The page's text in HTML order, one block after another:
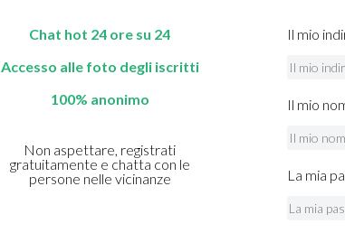
Chat hot 24 ore su 24
Accesso alle foto degli iscritti
100% anonimo
Non aspettare, registrati
gratuitamente e chatta con le
persone nelle vicinanze
Il mio
Il mio
La mia